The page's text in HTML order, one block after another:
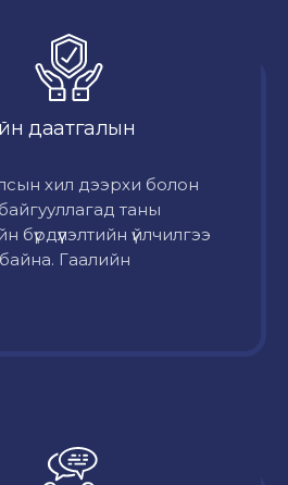
даатгалын
хил дээрхи болон
таны
үйлчилгээ
байна. Гаалийн